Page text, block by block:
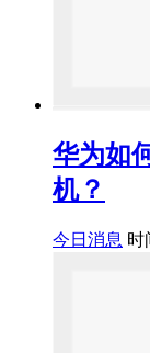
华为如
机？
今日消息 时